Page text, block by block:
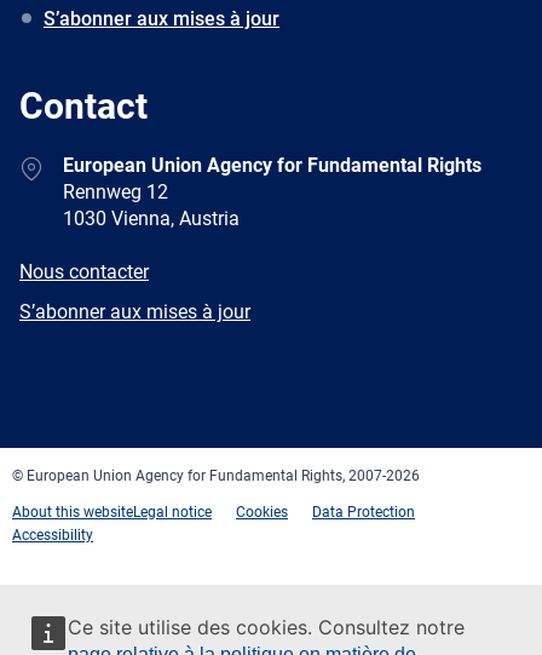
Ce site utilise des cookies. Consultez notre
S’abonner aux mises à jour
Contact
AddressEuropean Union Agency for Fundamental Rights
Rennweg 12
1030 Vienna, Austria
E-
Nous contacter
Newsletter
S’abonner aux mises à jour
© European Union Agency for Fundamental Rights, 2007-2026
About this websiteLegal notice Cookies
Data Protection
Accessibility